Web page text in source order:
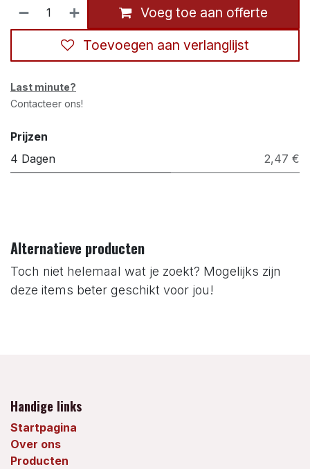
Voeg toe aan offerte
Toevoegen aan verlanglijst
Last minute?
Contacteer ons!
Prijzen
4 Dagen
2,47 €
Alternatieve producten
Toch niet helemaal wat je zoekt? Mogelijks zijn
deze items beter geschikt voor jou!
Handige links
Startpagina
Over ons
Producten